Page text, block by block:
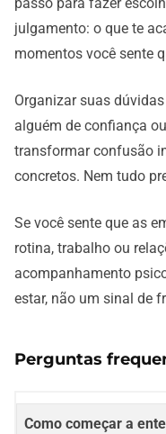
julgamento: o que te
momentos você sente
Organizar suas
alguém de confiança
transformar confusão
concretos. Nem tudo
Se você sente que as
rotina, trabalho ou
acompanhamento
estar, não um sinal de
Perguntas
Como começar a